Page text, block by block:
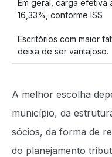
Em geral, carga efetiva
16,33%, conforme ISS
Escritórios com maior
deixa de ser vantajoso.
A melhor escolha
município, da
sócios, da forma de
do planejamento